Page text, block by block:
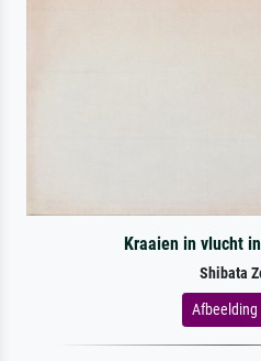
Kraaien in vlucht
Shibata
Afbeelding